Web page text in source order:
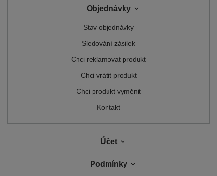
Objednávky
Stav objednávky
Sledování zásilek
Chci reklamovat produkt
Chci vrátit produkt
Chci produkt vyměnit
Kontakt
Účet
Podmínky